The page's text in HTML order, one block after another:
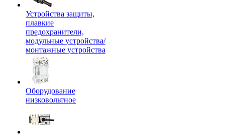
Устройства защиты,
плавкие
предохранители,
модульные устройства/
монтажные устройства
Оборудование
низковольтное